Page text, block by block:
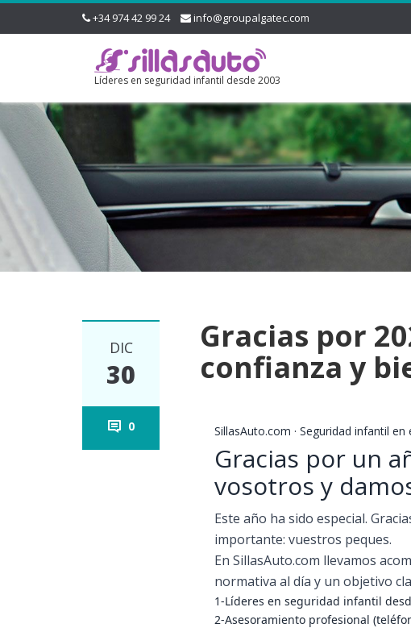
+34 974 42 99 24 info@groupalgatec.com
Líderes en seguridad infantil desde 2003
DIC
30
0
Gracias por
confianza y
SillasAuto.com · Seguridad infantil en
Gracias por un
vosotros y
Este año ha sido especial.
importante: vuestros peques.
En SillasAuto.com llevamos
normativa al día y un objetivo
1-Líderes en seguridad infantil
2-Asesoramiento profesional